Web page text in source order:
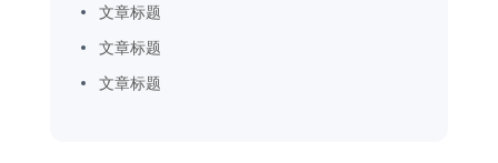
文章标题
文章标题
文章标题